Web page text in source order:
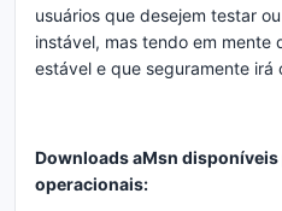
usuários que desejem testar
instável, mas tendo em mente
estável e que seguramente irá
DownloadsaMsn disponíveis
operacionais: